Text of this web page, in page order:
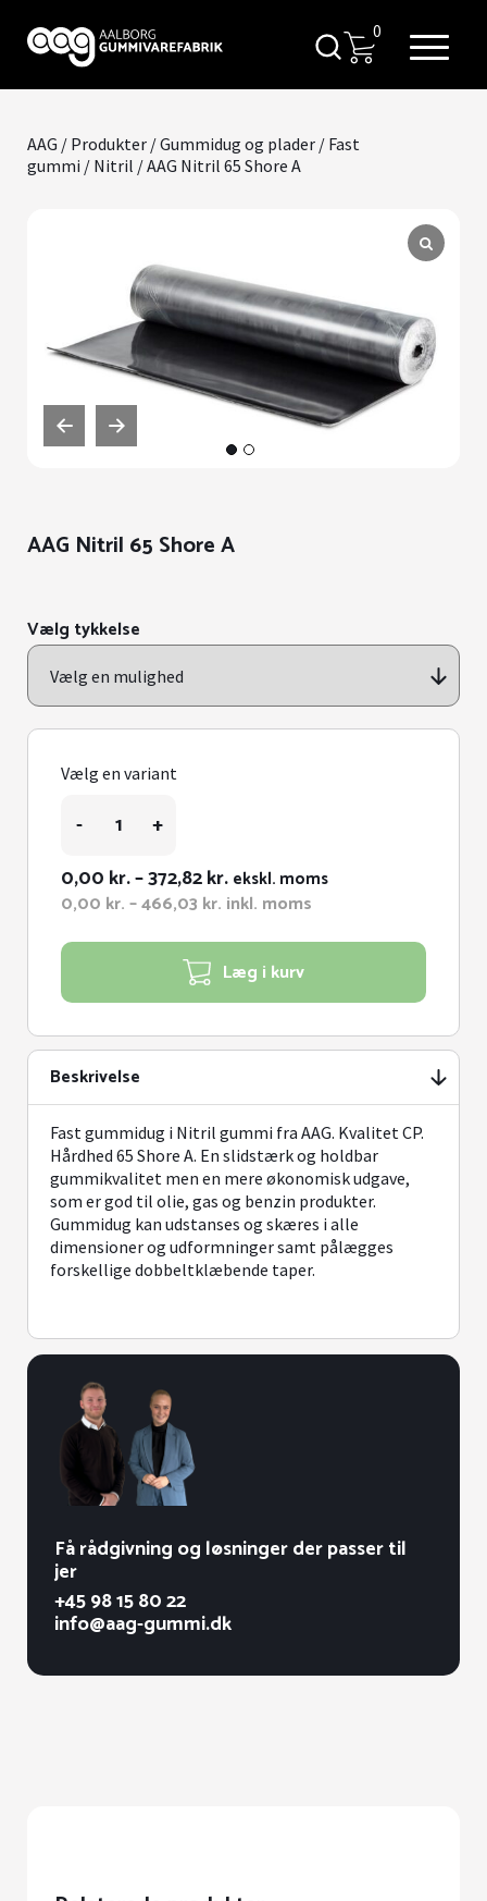
0
AAG / Produkter /Gummidug og plader / Fast
gummi / Nitril / AAG Nitril 65 Shore A
AAG Nitril 65 Shore A
Vælg tykkelse
Vælg en variant
-
Nitril
Shore
antal
+
0,00 kr.–372,82kr.Prisinterval:
0,00 kr.
372,82 kr.
ekskl. moms
0,00 kr.–466,03 kr. Prisinterval:
til
466,03 kr.
inkl. moms
Læg i kurv
Beskrivelse
Fast gummidug i Nitril gummi fra AAG. Kvalitet CP.
Hårdhed 65 Shore A. En slidstærk og holdbar
gummikvalitet men en mere økonomisk udgave,
som er god til olie, gas og benzin produkter.
Gummidug kan udstanses og skæres i alle
dimensioner og udformninger samt pålægges
forskellige dobbeltklæbende taper.
Få rådgivning og løsninger der passer til
jer
+45 98 15 80 22
info@aag-gummi.dk